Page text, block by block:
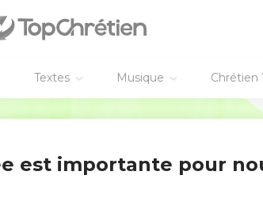
Textes Musique Chrétien
!
est importante pour